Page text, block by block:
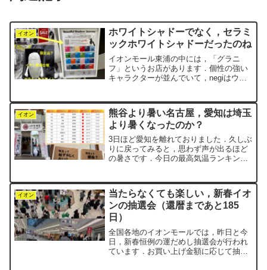
イオン
ホワイトシャドーでなく，セラミ
ックホワイトシャドーだったのね
イオンモール東浦の中には，「グラニ
フ」というお店があります．個性の強い
キャラクターが並んでいて，negiはウォ
ル中で，大きな「SALE」の文字が店先
で踊っています．そ...
イオン
熊谷より暑い名古屋，愛知は埼玉
より暑くなったのか？
3日ほど愛知を離れておりました．久しぶ
りに戻ってみると，思わず声が出るほど
の暑さです．今日の最高気温ランキング
（40.1℃），5位に名古屋市（39.7℃）が
入っています...
イオン
当たらなくても楽しい，新春イオ
ンの抽選会（還暦まであと185
日）
全国各地のイオンモールでは，昨日と今
日，新春恒例の運だめし抽選会が行われ
ています．お買い上げ金額に応じて抽選